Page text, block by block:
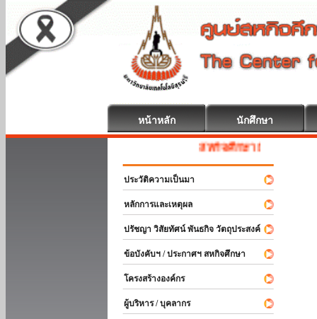
หน้าหลัก นักศึกษา
สหกิจศึกษา ยินดีต้อนรับ
ประวัติความเป็นมา
หลักการและเหตุผล
ปรัชญา วิสัยทัศน์ พันธกิจ วัตถุประสงค์
ข้อบังคับฯ / ประกาศฯ สหกิจศึกษา
โครงสร้างองค์กร
ผู้บริหาร / บุคลากร